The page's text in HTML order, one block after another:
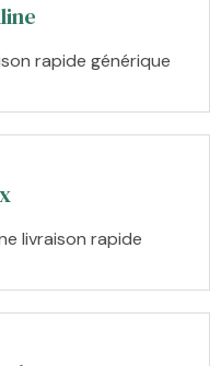
rapide générique
livraison rapide